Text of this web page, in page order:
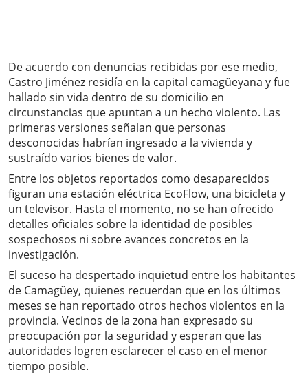
De acuerdo con denuncias recibidas por ese medio,
Castro Jiménez residía en la capital camagüeyana y fue
hallado sin vida dentro de su domicilio en
circunstancias que apuntan a un hecho violento. Las
primeras versiones señalan que personas
desconocidas habrían ingresado a la vivienda y
sustraído varios bienes de valor.
Entre los objetos reportados como desaparecidos
figuran una estación eléctrica EcoFlow, una bicicleta y
un televisor. Hasta el momento, no se han ofrecido
detalles oficiales sobre la identidad de posibles
sospechosos ni sobre avances concretos en la
investigación.
El suceso ha despertado inquietud entre los habitantes
de Camagüey, quienes recuerdan que en los últimos
meses se han reportado otros hechos violentos en la
provincia. Vecinos de la zona han expresado su
preocupación por la seguridad y esperan que las
autoridades logren esclarecer el caso en el menor
tiempo posible.